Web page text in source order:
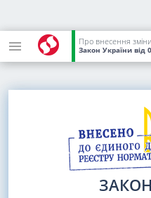
Закон України від